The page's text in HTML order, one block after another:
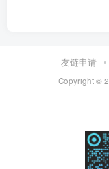
友链申请
Copyright ©